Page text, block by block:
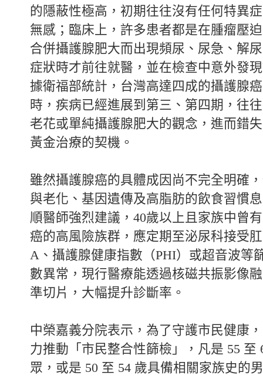
的隱蔽性極高，初期往往沒有任何特異
無感；臨床上，許多患者都是在腫瘤壓
合併攝護腺肥大而出現頻尿、尿急、解
症狀時才前往就醫，並在檢查中意外發
據衛福部統計，台灣高達四成的攝護腺
時，疾病已經進展到第三、第四期，往
老花或單純攝護腺肥大的觀念，進而錯
黃金治療的契機。
雖然攝護腺癌的具體成因尚不完全明確
與老化、基因遺傳及高脂肪的飲食習慣
順醫師強烈建議，40歲以上且家族中曾
癌的高風險族群，應定期至泌尿科接受
A、攝護腺健康指數（PHI）或超音波等
數異常，現行醫療能透過核磁共振影像
準切片，大幅提升診斷率。
中榮嘉義分院表示，為了守護市民健康
力推動「市民整合性篩檢」，凡是 55 至
眾，或是 50 至 54 歲具備相關家族史的